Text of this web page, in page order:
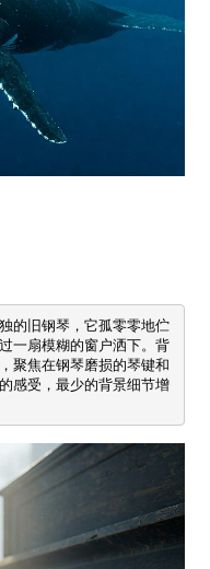
的旧钢琴，它孤零零地伫
一扇模糊的窗户洒下。背
聚焦在钢琴磨损的琴键和
感受，最少的背景细节增